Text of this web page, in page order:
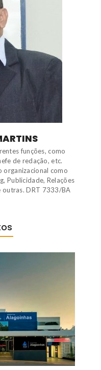
funções, como
de redação, etc.
organizacional como
Publicidade, Relações
outras. DRT 7333/BA